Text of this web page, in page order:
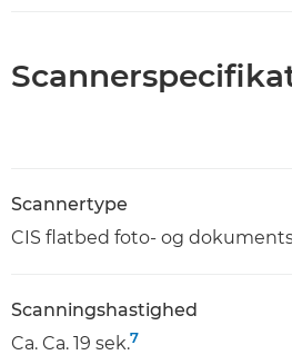
Scannertype
CIS flatbed foto- og
Scanningshastighed
Ca. Ca. 19 sek.7